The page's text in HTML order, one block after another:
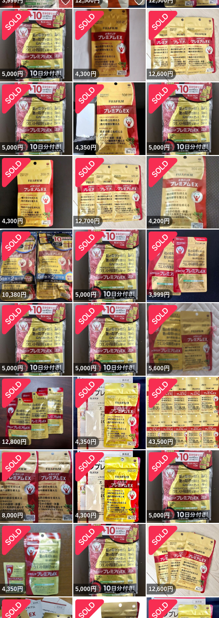
5,000円 4,300円 12,600円
5,000円 4,350円 5,000円
4,300円 12,700円 4,200円
10,380円 5,000円 3,999円
5,000円 5,000円 5,600円
12,800円 4,350円 43,500円
8,000円 4,300円 5,000円
4,350円 5,000円 12,600円